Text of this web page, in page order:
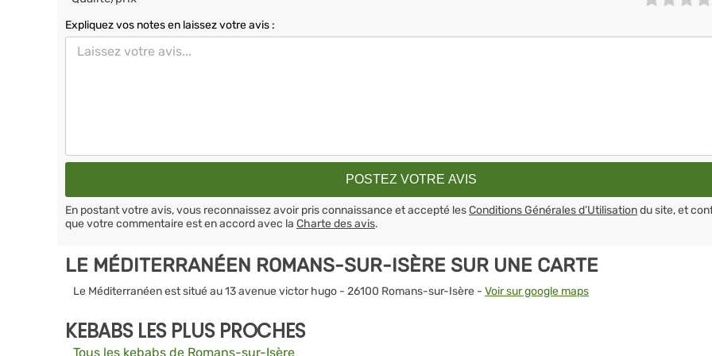
Expliquez vos notes en laissez votre avis :
En postant votre avis, vous reconnaissez avoir pris connaissance et accepté lesConditions Générales d’Utilisationdu site, et
que votre commentaire est en accord avec la Charte des avis.
LE MÉDITERRANÉEN ROMANS-SUR-ISÈRE SUR UNE CARTE
Le Méditerranéen est situé au 13 avenue victor hugo - 26100 Romans-sur-Isère - Voir sur google maps
KEBABS LES PLUS PROCHES
Tous les kebabs de Romans-sur-Isère